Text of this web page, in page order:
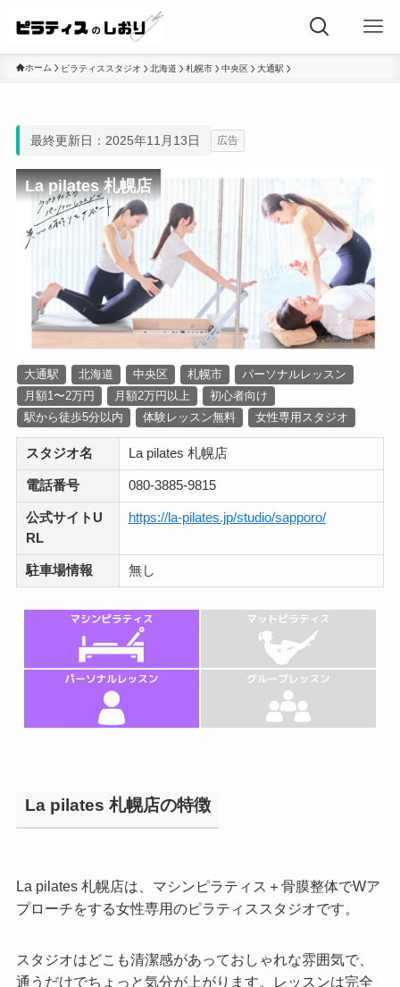
ホーム ピラティススタジオ 北海道 札幌市 中央区 大通駅
最終更新日：2025年11月13日 広告
La pilates 札幌店
大通駅 北海道 中央区 札幌市
パーソナルレッスン
月額1〜2万円
月額2万円以上
初心者向け
駅から徒歩5分以内
体験レッスン無料 女性専用スタジオ
スタジオ名 La pilates 札幌店
電話番号 080-3885-9815
公式サイトU
RL
https://la-pilates.jp/studio/sapporo/
駐車場情報 無し
La pilates 札幌店の特徴
La pilates 札幌店は、マシンピラティス＋骨膜整体でWア
プローチをする女性専用のピラティススタジオです。
スタジオはどこも清潔感があっておしゃれな雰囲気で、
通うだけでちょっと気分が上がります。レッスンは完全